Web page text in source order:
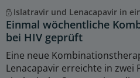
Islatravir und Lenacapavir in
Einmal wöchentliche
bei HIV geprüft
Eine neue
Lenacapavir erreichte in zwei